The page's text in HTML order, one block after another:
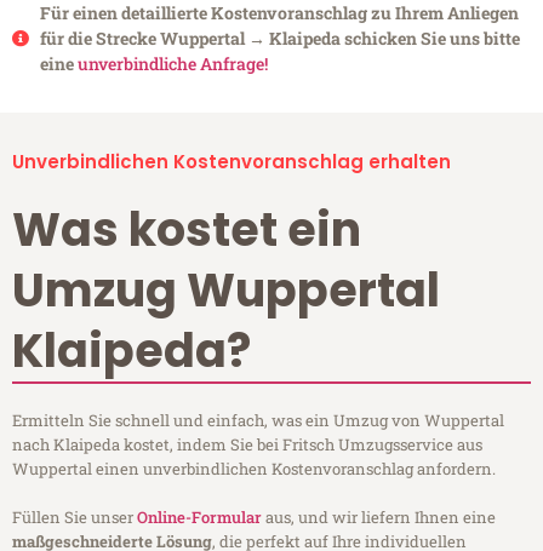
Für einen detaillierte Kostenvoranschlag zu Ihrem Anliegen
für die Strecke Wuppertal → Klaipeda schicken Sie uns bitte
eineunverbindliche Anfrage!
Unverbindlichen Kostenvoranschlag erhalten
Was kostet ein
Umzug Wuppertal
Klaipeda?
Ermitteln Sie schnell und einfach, was ein Umzug von Wuppertal
nach Klaipeda kostet, indem Sie bei Fritsch Umzugsservice aus
Wuppertal einen unverbindlichen Kostenvoranschlag anfordern.
Füllen Sie unserOnline-Formularaus, und wir liefern Ihnen eine
maßgeschneiderte Lösung, die perfekt auf Ihre individuellen